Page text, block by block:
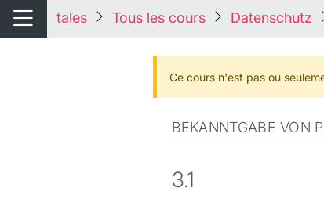
de navigation
Changer de navigation
tales Tous les cours Datenschutz
Ce cours n'est pas ou
BEKANNTGABE VON
3.1